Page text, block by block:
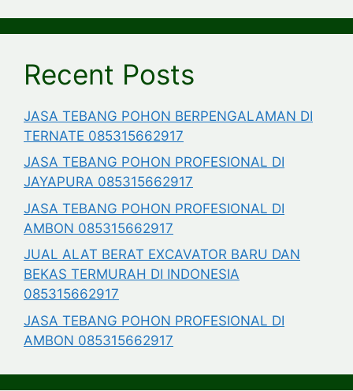
Recent Posts
JASA TEBANG POHON BERPENGALAMAN DI
TERNATE 085315662917
JASA TEBANG POHON PROFESIONAL DI
JAYAPURA 085315662917
JASA TEBANG POHON PROFESIONAL DI
AMBON 085315662917
JUAL ALAT BERAT EXCAVATOR BARU DAN
BEKAS TERMURAH DI INDONESIA
085315662917
JASA TEBANG POHON PROFESIONAL DI
AMBON 085315662917